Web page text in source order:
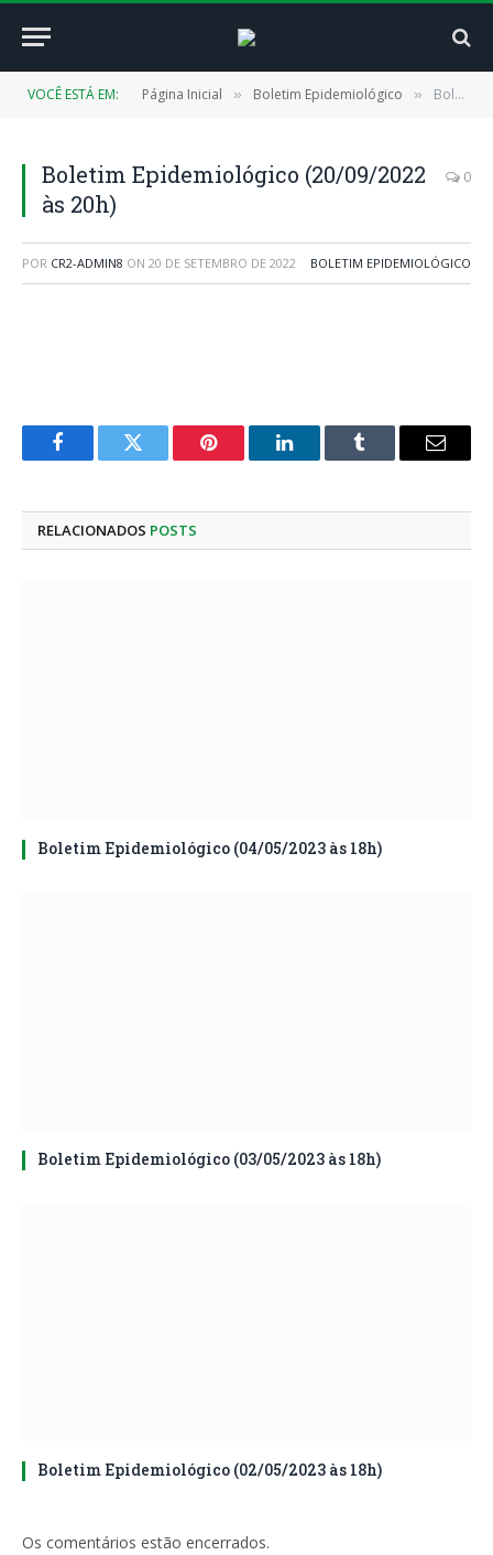
VOCÊ ESTÁ EM: Página Inicial » Boletim Epidemiológico » Boletim Epidemiológico (20/09/2022 às 20h)
Boletim Epidemiológico (20/09/2022
às 20h)
0
POR CR2-ADMIN8 ON 20 DE SETEMBRO DE 2022 BOLETIM EPIDEMIOLÓGICO
FacebookTwitter Pinterest LinkedInTumblr
E-
RELACIONADOS POSTS
Boletim Epidemiológico (04/05/2023 às 18h)
Boletim Epidemiológico (03/05/2023 às 18h)
Boletim Epidemiológico (02/05/2023 às 18h)
Os comentários estão encerrados.